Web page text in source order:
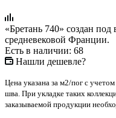
«Бретань 740» создан
средневековой Франции.
Есть в наличии: 68
Нашли дешевле?
Цена указана за м2/пог с
шва. При укладке таких
заказываемой продукции